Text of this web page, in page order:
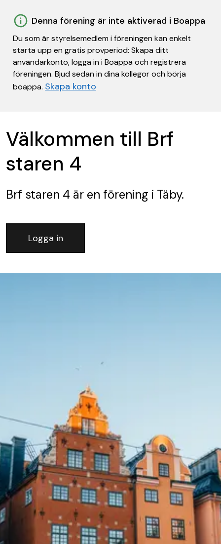
Denna förening är inte aktiverad i Boappa
Du som är styrelsemedlem i föreningen kan enkelt
starta upp en gratis provperiod: Skapa ditt
användarkonto, logga in i Boappa och registrera
föreningen. Bjud sedan in dina kollegor och börja
boappa. Skapa konto
Välkommen till Brf
staren 4
Brf staren 4 är en förening i Täby.
Logga in